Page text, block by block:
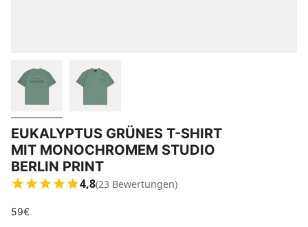
EUKALYPTUS GRÜNES T-SHIRT
MIT MONOCHROMEM STUDIO
BERLIN PRINT
4,8(23 Bewertungen)
59€